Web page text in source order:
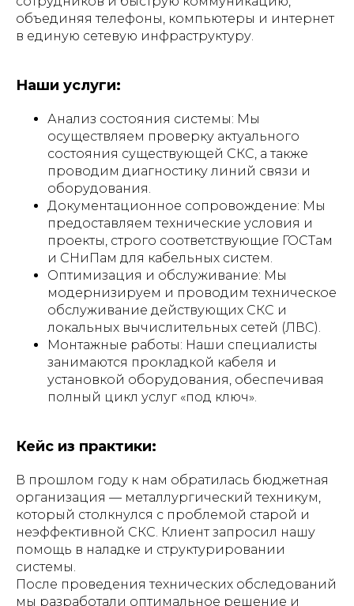
объединяя телефоны, компьютеры и интернет
в единую сетевую инфраструктуру.
Наши услуги:
Анализ состояния системы: Мы
осуществляем проверку актуального
состояния существующей СКС, а также
проводим диагностику линий связи и
оборудования.
Документационное сопровождение: Мы
предоставляем технические условия и
проекты, строго соответствующие ГОСТам
и СНиПам для кабельных систем.
Оптимизация и обслуживание: Мы
модернизируем и проводим техническое
обслуживание действующих СКС и
локальных вычислительных сетей (ЛВС).
Монтажные работы: Наши специалисты
занимаются прокладкой кабеля и
установкой оборудования, обеспечивая
полный цикл услуг «под ключ».
Кейс из практики:
В прошлом году к нам обратилась бюджетная
организация — металлургический техникум,
который столкнулся с проблемой старой и
неэффективной СКС. Клиент запросил нашу
помощь в наладке и структурировании
системы.
После проведения технических обследований
мы разработали оптимальное решение и